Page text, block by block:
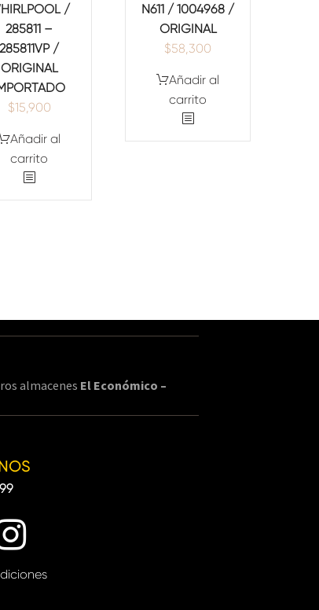
/
285811 –
285811VP /
ORIGINAL
$15,900
Añadir al
carrito
N611 / 1004968 /
ORIGINAL
$58,300
Añadir al
carrito
almacenes El Económico –